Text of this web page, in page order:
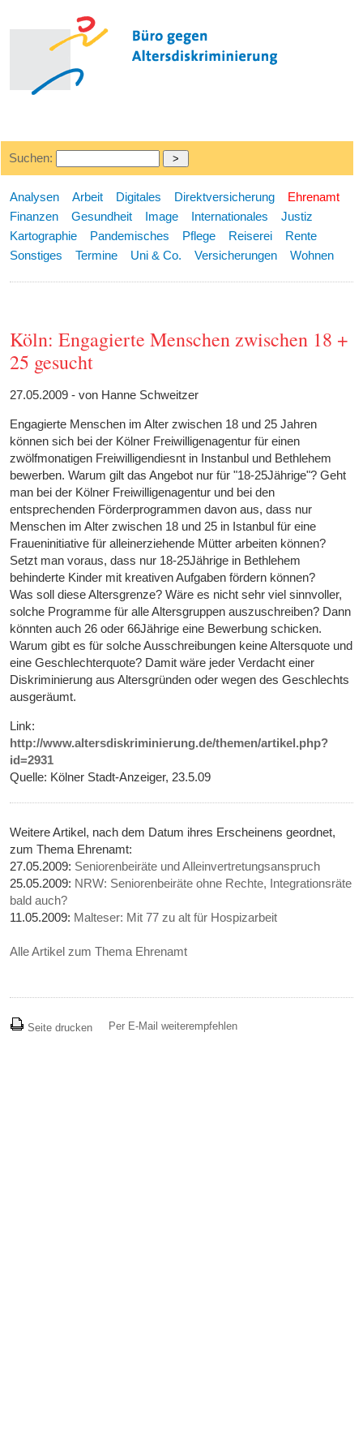
Suchen:
Analysen Arbeit Digitales Direktversicherung
Ehrenamt
Finanzen
Gesundheit Image Internationales
Justiz
Kartographie
Pandemisches Pflege Reiserei
Rente
Sonstiges
Termine Uni & Co. Versicherungen Wohnen
Köln: Engagierte Menschen zwischen 18 +
25 gesucht
27.05.2009 - von Hanne Schweitzer
Engagierte Menschen im Alter zwischen 18 und 25 Jahren
können sich bei der Kölner Freiwilligenagentur für einen
zwölfmonatigen Freiwilligendiesnt in Instanbul und Bethlehem
bewerben. Warum gilt das Angebot nur für "18-25Jährige"? Geht
man bei der Kölner Freiwilligenagentur und bei den
entsprechenden Förderprogrammen davon aus, dass nur
Menschen im Alter zwischen 18 und 25 in Istanbul für eine
Fraueninitiative für alleinerziehende Mütter arbeiten können?
Setzt man voraus, dass nur 18-25Jährige in Bethlehem
behinderte Kinder mit kreativen Aufgaben fördern können?
Was soll diese Altersgrenze? Wäre es nicht sehr viel sinnvoller,
solche Programme für alle Altersgruppen auszuschreiben? Dann
könnten auch 26 oder 66Jährige eine Bewerbung schicken.
Warum gibt es für solche Ausschreibungen keine Altersquote und
eine Geschlechterquote? Damit wäre jeder Verdacht einer
Diskriminierung aus Altersgründen oder wegen des Geschlechts
ausgeräumt.
Link:
http://www.altersdiskriminierung.de/themen/artikel.php?
id=2931
Quelle: Kölner Stadt-Anzeiger, 23.5.09
Weitere Artikel, nach dem Datum ihres Erscheinens geordnet,
zum Thema Ehrenamt:
27.05.2009: Seniorenbeiräte und Alleinvertretungsanspruch
25.05.2009: NRW: Seniorenbeiräte ohne Rechte, Integrationsräte
bald auch?
11.05.2009: Malteser: Mit 77 zu alt für Hospizarbeit
Alle Artikel zum Thema Ehrenamt
Seite drucken Per E-Mail weiterempfehlen